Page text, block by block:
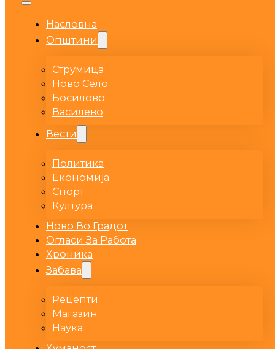
Насловна
Општини
Струмица
Ново Село
Босилово
Василево
Вести
Политика
Економија
Спорт
Култура
Ново Во Градот
Огласи За Работа
Хроника
Забава
Рецепти
Магазин
Наука